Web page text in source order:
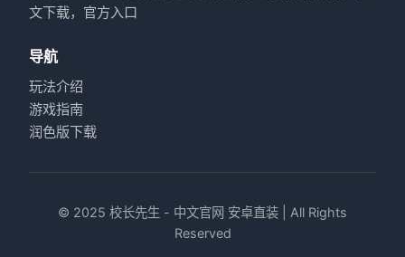
文下载，官方入口
导航
玩法介绍
游戏指南
润色版下载
© 2025 校长先生 - 中文官网 安卓直装 | All Rights
Reserved